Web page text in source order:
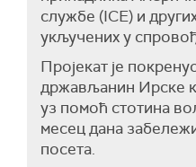
службе (ICE) и
укључених у
Пројекат је
држављанин Ирске
уз помоћ стотина
месец дана
посета.